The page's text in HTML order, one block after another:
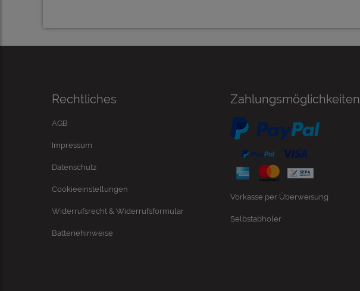
Rechtliches
AGB
Impressum
Datenschutz
Cookieeinstellungen
Widerrufsrecht & Widerrufsformular
Batteriehinweise
Zahlungsmöglichkeiten
Vorkasse per Überweisung
Selbstabholer